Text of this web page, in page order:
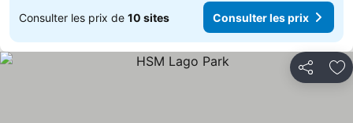
Consulter les prix de 10 sites Consulter les prix
Partager